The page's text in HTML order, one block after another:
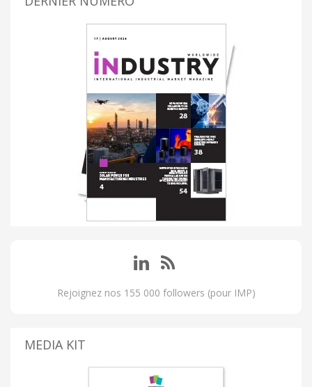
Rejoignez nos 155 000 followers (pour IMP)
MEDIA KIT